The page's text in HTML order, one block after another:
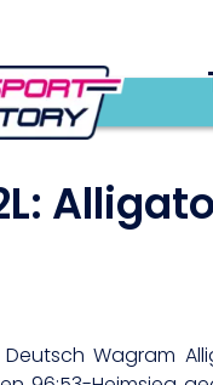
Deutsch Wagram